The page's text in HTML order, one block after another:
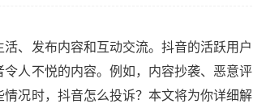
、发布内容和互动交流。抖音的活跃用户
人不悦的内容。例如，内容抄袭、恶意评
况时，抖音怎么投诉？本文将为你详细解